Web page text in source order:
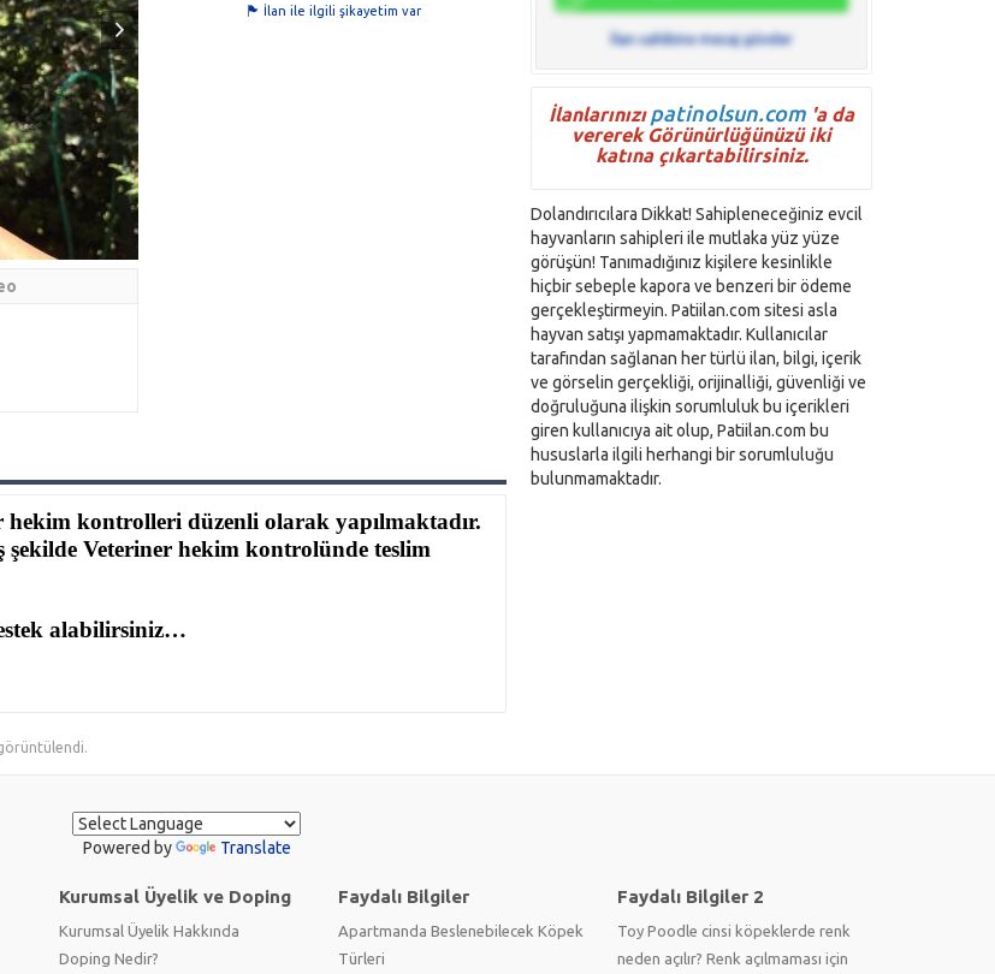
İlan ile ilgili şikayetim var
hekim kontrolleri düzenli olarak yapılmaktadır.
şekilde Veteriner hekim kontrolünde teslim
alabilirsiniz…
İlan sahibine mesaj gönder
İlanlarınızı patinolsun.com 'a da
vererek Görünürlüğünüzü iki
katına çıkartabilirsiniz.
Dolandırıcılara Dikkat! Sahipleneceğiniz evcil
hayvanların sahipleri ile mutlaka yüz yüze
görüşün! Tanımadığınız kişilere kesinlikle
hiçbir sebeple kapora ve benzeri bir ödeme
gerçekleştirmeyin. Patiilan.com sitesi asla
hayvan satışı yapmamaktadır. Kullanıcılar
tarafından sağlanan her türlü ilan, bilgi, içerik
ve görselin gerçekliği, orijinalliği, güvenliği ve
doğruluğuna ilişkin sorumluluk bu içerikleri
giren kullanıcıya ait olup, Patiilan.com bu
hususlarla ilgili herhangi bir sorumluluğu
bulunmamaktadır.
Powered by Translate
Kurumsal Üyelik ve Doping
Kurumsal Üyelik Hakkında
Doping Nedir?
Faydalı Bilgiler
Apartmanda Beslenebilecek Köpek
Türleri
Faydalı Bilgiler 2
Toy Poodle cinsi köpeklerde renk
neden açılır? Renk açılmaması için